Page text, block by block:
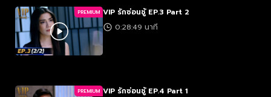
PREMIUM VIP รักซ่อนชู้ EP.3 Part 2
0:28:49 นาที
PREMIUM VIP รักซ่อนชู้ EP.4 Part 1